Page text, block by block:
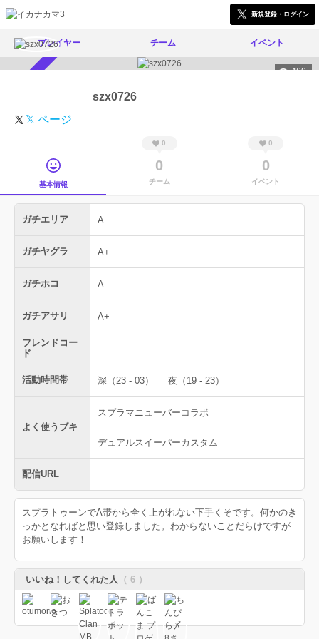
新規登録・ログイン
プレイヤー チーム イベント
460
szx0726
𝕏 ページ
基本情報
0
0
チーム
0
0
イベント
ガチエリア A
ガチヤグラ A+
ガチホコ A
ガチアサリ A+
フレンドコー
ド
活動時間帯 深（23 - 03） 夜（19 - 23）
よく使うブキ
スプラマニューバーコラボ
デュアルスイーパーカスタム
配信URL
スプラトゥーンでA帯から全く上がれない下手くそです。何かのき
っかとなればと思い登録しました。わからないことだらけですが
お願いします！
いいね！してくれた人 （ 6 ）